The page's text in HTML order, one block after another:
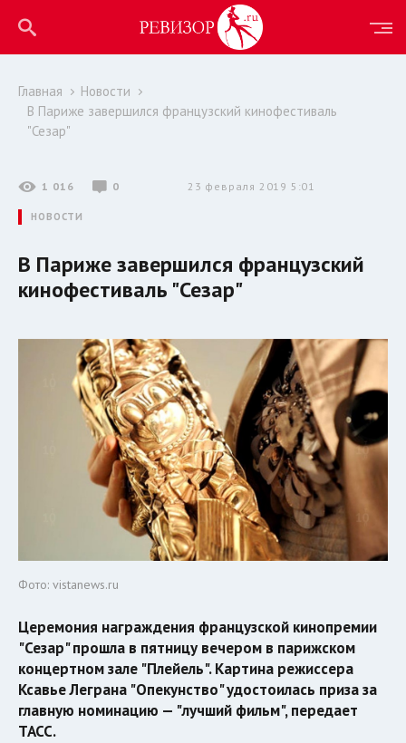
Главная
Новости
В Париже завершился французский кинофестиваль
"Сезар"
1 016 0 23 февраля 2019 5:01
НОВОСТИ
В Париже завершился французский
кинофестиваль "Сезар"
Фото: vistanews.ru
Церемония награждения французской кинопремии
"Сезар" прошла в пятницу вечером в парижском
концертном зале "Плейель". Картина режиссера
Ксавье Леграна "Опекунство" удостоилась приза за
главную номинацию — "лучший фильм", передает
ТАСС.